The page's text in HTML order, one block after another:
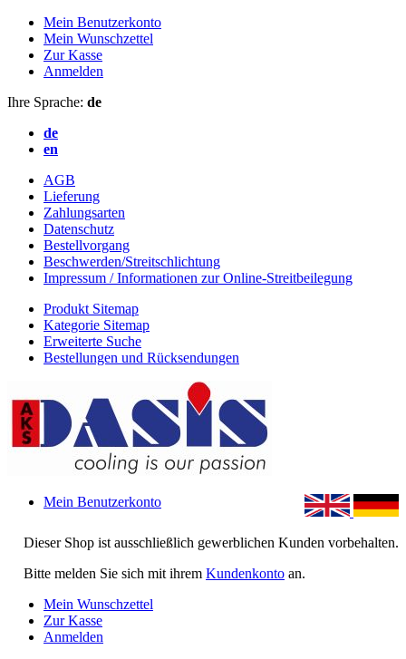
Mein Benutzerkonto
Mein Wunschzettel
Zur Kasse
Anmelden
Ihre Sprache: de
de
en
AGB
Lieferung
Zahlungsarten
Datenschutz
Bestellvorgang
Beschwerden/Streitschlichtung
Impressum / Informationen zur Online-Streitbeilegung
Produkt Sitemap
Kategorie Sitemap
Erweiterte Suche
Bestellungen und Rücksendungen
Dieser Shop ist ausschließlich gewerblichen Kunden vorbehalten.
Bitte melden Sie sich mit ihrem Kundenkonto an.
Mein Benutzerkonto
Mein Wunschzettel
Zur Kasse
Anmelden